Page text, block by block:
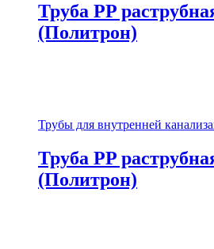
Труба PP
(Политрон)
Трубы для внутренней
Труба PP
(Политрон)